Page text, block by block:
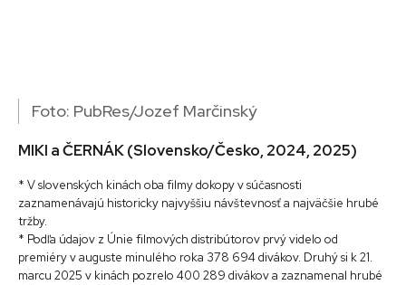
Foto: PubRes/Jozef Marčinský
MIKI a ČERNÁK (Slovensko/Česko, 2024, 2025)
* V slovenských kinách oba filmy dokopy v súčasnosti
zaznamenávajú historicky najvyššiu návštevnosť a najväčšie hrubé
tržby.
* Podľa údajov z Únie filmových distribútorov prvý videlo od
premiéry v auguste minulého roka 378 694 divákov. Druhý si k 21.
marcu 2025 v kinách pozrelo 400 289 divákov a zaznamenal hrubé